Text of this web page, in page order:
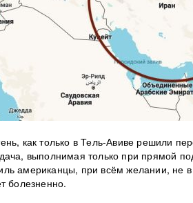
как только в Тель-Авиве решили
выполнимая только при прямой
американцы, при всём желании, не
болезненно.